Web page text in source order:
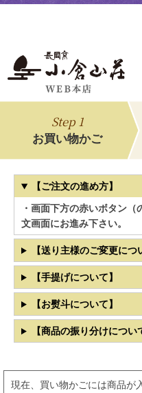
Step 1
お買い物かご
【ご注文の進め方】
・画面下方の赤いボタン
文画面にお進み下さい。
【送り主様のご変更につ
【手提げについて】
【お熨斗について】
【商品の振り分けについ
現在、買い物かごには商品が